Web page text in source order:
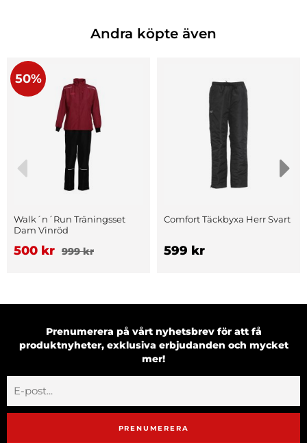
Andra köpte även
50%
Walk´n´Run Träningsset
Dam Vinröd
500 kr 999 kr
Comfort Täckbyxa Herr Svart
599 kr
Prenumerera på vårt nyhetsbrev för att få
produktnyheter, exklusiva erbjudanden och mycket
mer!
PRENUMERERA